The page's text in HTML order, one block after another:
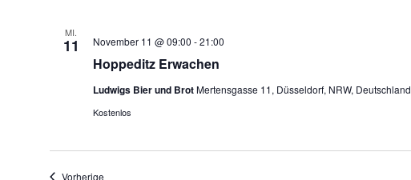
MI.
11
Hoppeditz Erwachen
November 11 @ 09:00 -21:00
Ludwigs Bier und BrotMertensgasse 11, Düsseldorf, NRW, Deutschland
Kostenlos
VorherigeVeranstaltungen